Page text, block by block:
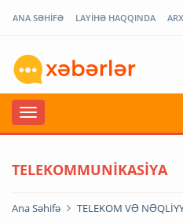
ANA SƏHİFƏ LAYİHƏ HAQQINDA
TELEKOMMUNİKASİYA
Ana Səhifə TELEKOM VƏ